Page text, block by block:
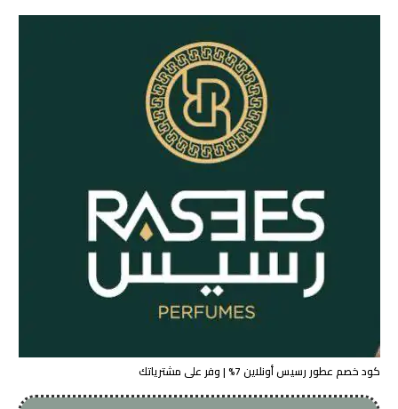
كود خصم عطور رسيس أونلاين 7% | وفر على مشترياتك